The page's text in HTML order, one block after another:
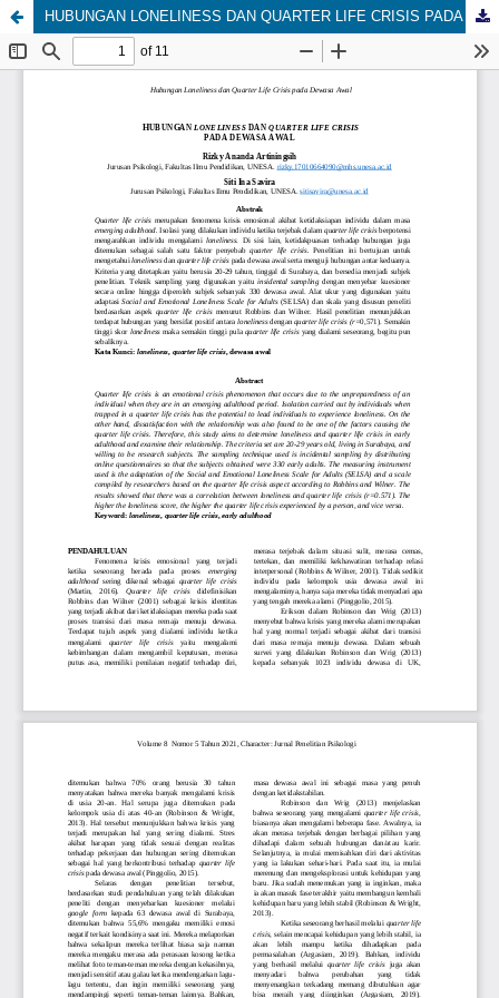
HUBUNGAN LONELINESS DAN QUARTER LIFE CRISIS PADA DEWASA AWAL